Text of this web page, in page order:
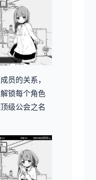
员的关系，
锁每个角色
级公会之名